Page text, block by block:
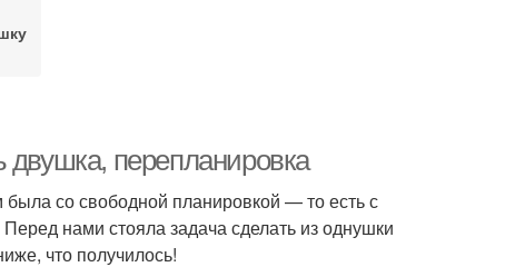
перепланировка
была со свободной планировкой — то есть с
нами стояла задача сделать из однушки
что получилось!